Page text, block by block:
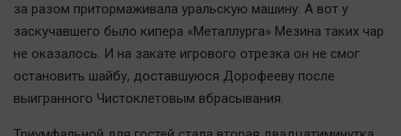
Hедвижимость
Образование
Автомобили
за разом притормаживала уральскую машину. А вот у
заскучавшего было кипера «Металлурга» Мезина таких чар
не оказалось. И на закате игрового отрезка он не смог
остановить шайбу, доставшуюся Дорофееву после
выигранного Чистоклетовым вбрасывания.